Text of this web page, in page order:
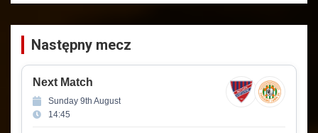
Następny mecz
Next Match
Sunday 9th August
14:45